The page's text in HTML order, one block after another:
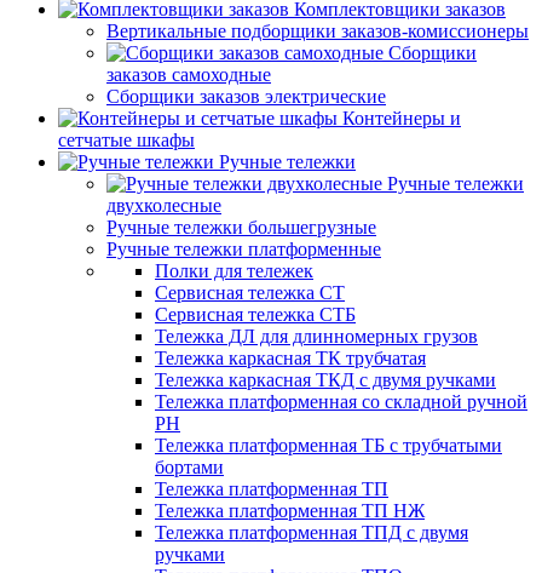
Комплектовщики заказов
Вертикальные подборщики заказов-комиссионеры
Сборщики
заказов самоходные
Сборщики заказов электрические
Контейнеры и
сетчатые шкафы
Ручные тележки
Ручные тележки
двухколесные
Ручные тележки большегрузные
Ручные тележки платформенные
Полки для тележек
Сервисная тележка СТ
Сервисная тележка СТБ
Тележка ДЛ для длинномерных грузов
Тележка каркасная ТК трубчатая
Тележка каркасная ТКД с двумя ручками
Тележка платформенная со складной ручной
PH
Тележка платформенная ТБ с трубчатыми
бортами
Тележка платформенная ТП
Тележка платформенная ТП НЖ
Тележка платформенная ТПД с двумя
ручками